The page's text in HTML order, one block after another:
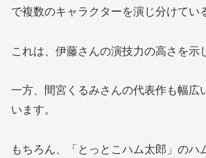
で複数のキャラクターを演じ分けてい
これは、伊藤さんの演技力の高さを示
一方、間宮くるみさんの代表作も幅広
います。
もちろん、「とっとこハム太郎」のハ